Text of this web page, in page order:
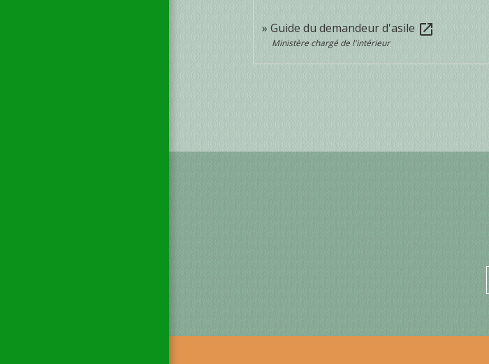
Guide du demandeur d'asile open_in_new
Ministère chargé de l'intérieur